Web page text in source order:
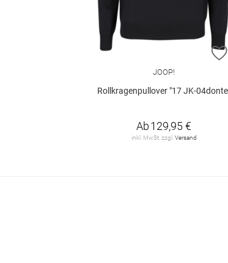
JOOP!
Rollkragenpullover "17 JK-
Ab129,95 €
inkl. MwSt. zzgl. Versand